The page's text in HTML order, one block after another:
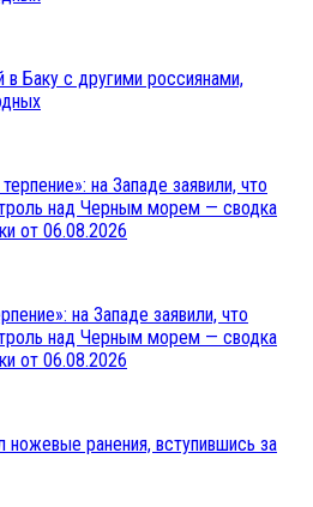
Баку с другими россиянами,
на Западе заявили, что
над Черным морем — сводка
от 06.08.2026